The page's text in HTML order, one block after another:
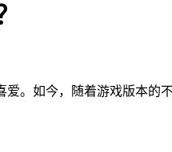
。如今，随着游戏版本